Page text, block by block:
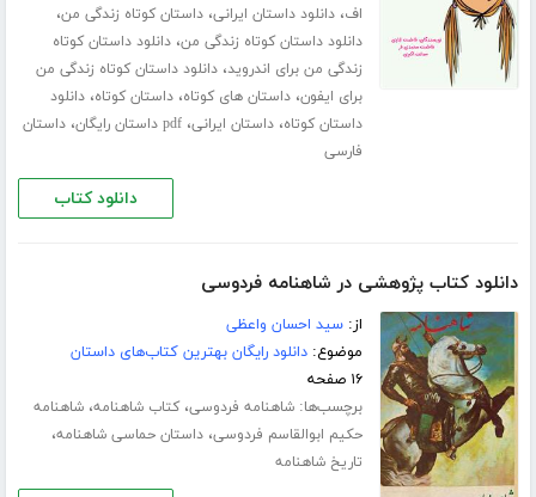
اف،دانلود داستان ایرانی،داستان کوتاه زندگی من،
دانلود داستان کوتاه زندگی من،دانلود داستان کوتاه
زندگی من برای اندروید،دانلود داستان کوتاه زندگی من
برای ایفون،داستان های کوتاه،داستان کوتاه،دانلود
داستان کوتاه،داستان ایرانی،pdf داستان رایگان ،داستان
فارسی
دانلود کتاب
دانلود کتاب پژوهشی در شاهنامه فردوسی
از:سید احسان واعظی
موضوع:دانلود رایگان بهترین کتاب‌های داستان
۱۶ صفحه
برچسب‌ها:شاهنامه فردوسی،کتاب شاهنامه،شاهنامه
حکیم ابوالقاسم فردوسی،داستان حماسی شاهنامه،
تاریخ شاهنامه